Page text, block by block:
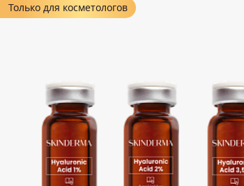
Только для косметологов